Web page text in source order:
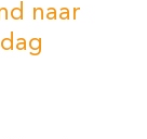
naar